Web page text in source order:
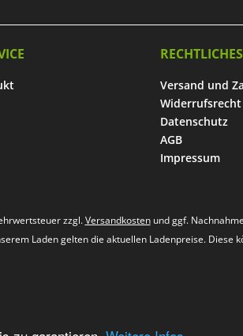
RECHTLICHES
Versand und
Widerrufsrecht
Datenschutz
AGB
Impressum
zzgl.Versandkostenund ggf.
Laden gelten die aktuellen Ladenpreise. Diese